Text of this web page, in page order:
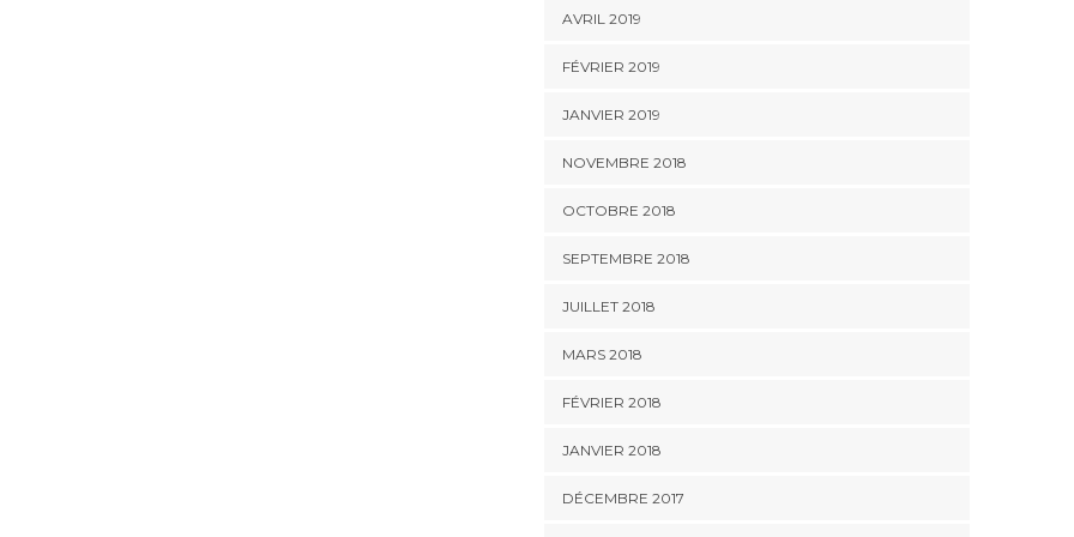
AVRIL 2019
FÉVRIER 2019
JANVIER 2019
NOVEMBRE 2018
OCTOBRE 2018
SEPTEMBRE 2018
JUILLET 2018
MARS 2018
FÉVRIER 2018
JANVIER 2018
DÉCEMBRE 2017